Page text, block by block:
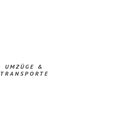
UMZÜGE &
TRANSPORTE